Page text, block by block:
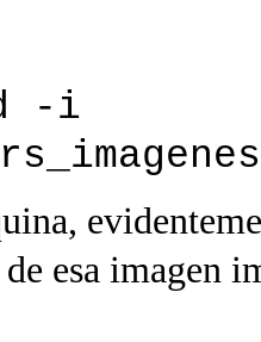
-i
esa imagen